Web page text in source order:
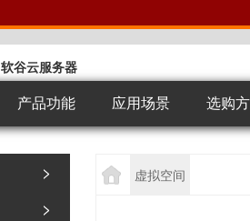
软谷云服务器
产品功能 应用场景 选购
>
>
虚拟空间